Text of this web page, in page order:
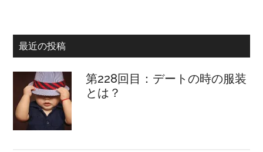
最近の投稿
第228回目：デートの時の服装
とは？